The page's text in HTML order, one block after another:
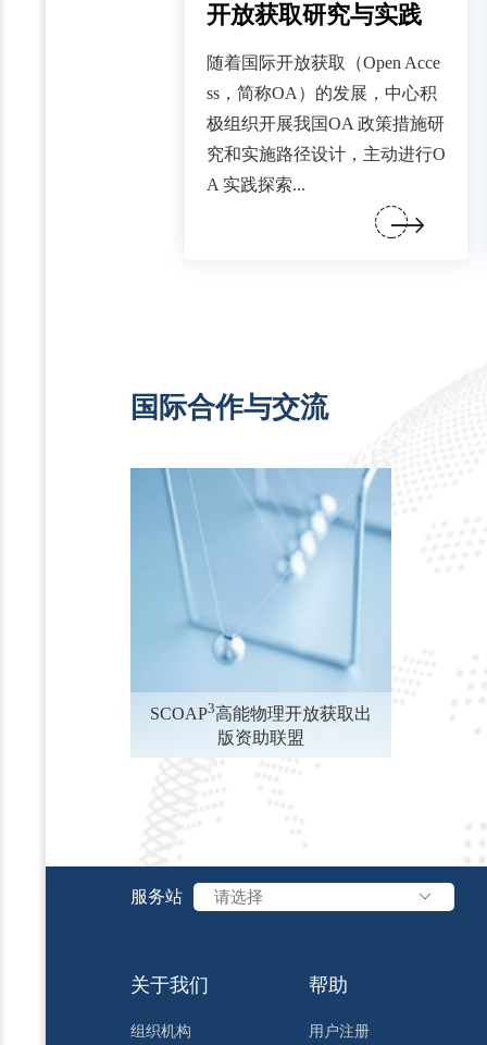
开放获取研究与实践
随着国际开放获取（Open Acce
ss，简称OA）的发展，中心积
极组织开展我国OA 政策措施研
究和实施路径设计，主动进行O
A 实践探索...
国际合作与交流
SCOAP3高能物理开放获取出
版资助联盟
服务站 请选择
关于我们
组织机构
帮助
用户注册